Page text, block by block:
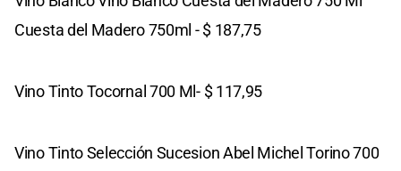
Cuesta del Madero 750ml - $ 187,75
Vino Tinto Tocornal 700 Ml- $ 117,95
Vino Tinto Selección Sucesion Abel Michel Torino 700